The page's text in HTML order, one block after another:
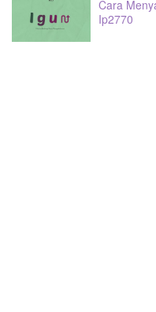
Cara
Ip2770